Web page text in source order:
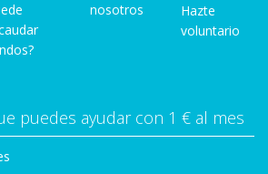
nosotros
Hazte
voluntario
puedes ayudar con 1 € al mes